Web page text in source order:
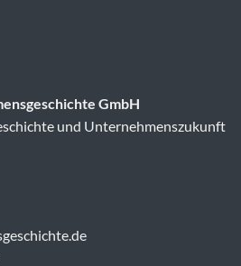
GmbH
und Unternehmenszukunft